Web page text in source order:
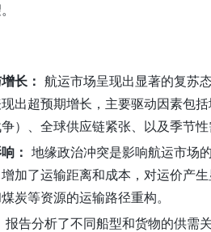
长： 航运市场呈现出显著的复苏
出超预期增长，主要驱动因素包
）、全球供应链紧张、以及季节
： 地缘政治冲突是影响航运市场
加了运输距离和成本，对运价产
炭等资源的运输路径重构。
报告分析了不同船型和货物的供需